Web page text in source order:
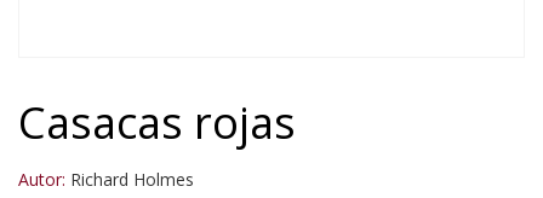
Casacas rojas
Autor: Richard Holmes